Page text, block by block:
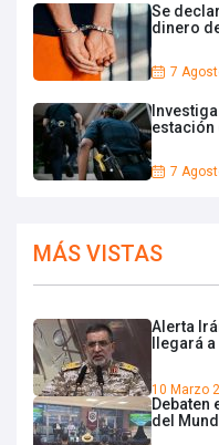
Se
dinero
7
estación
7
MÁS VISTAS
Alerta
llegará a
10 Marzo
Debaten
del